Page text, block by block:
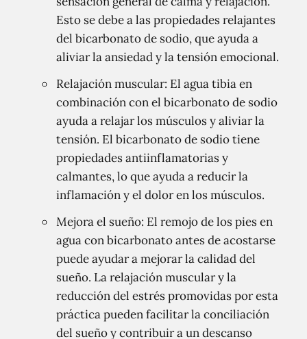
Esto se debe a las propiedades relajantes
del bicarbonato de sodio, que ayuda a
aliviar la ansiedad y la tensión emocional.
Relajación muscular: El agua tibia en
combinación con el bicarbonato de sodio
ayuda a relajar los músculos y aliviar la
tensión. El bicarbonato de sodio tiene
propiedades antiinflamatorias y
calmantes, lo que ayuda a reducir la
inflamación y el dolor en los músculos.
Mejora el sueño: El remojo de los pies en
agua con bicarbonato antes de acostarse
puede ayudar a mejorar la calidad del
sueño. La relajación muscular y la
reducción del estrés promovidas por esta
práctica pueden facilitar la conciliación
del sueño y contribuir a un descanso